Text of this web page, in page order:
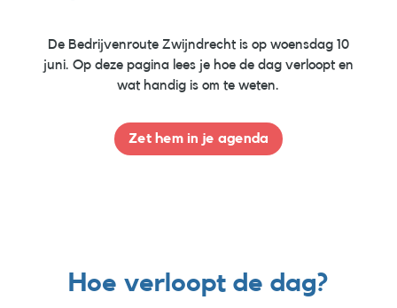
De Bedrijvenroute Zwijndrecht is op woensdag 10
juni. Op deze pagina lees je hoe de dag verloopt en
wat handig is om te weten.
Zet hem in je agenda
Hoe verloopt de dag?